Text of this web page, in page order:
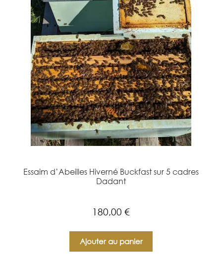
Essaim d’Abeilles Hiverné Buckfast sur 5 cadres
Dadant
180,00 €
Ajouter au panier